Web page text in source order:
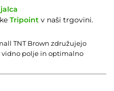
TNT Brown združujejo
vidno polje in optimalno
Tripoint v naši trgovini.